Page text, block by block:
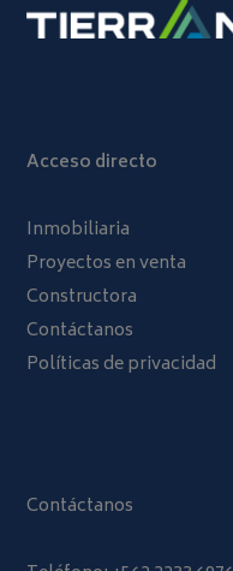
Acceso directo
Inmobiliaria
Proyectos en venta
Constructora
Contáctanos
Políticas de privacidad
Contáctanos